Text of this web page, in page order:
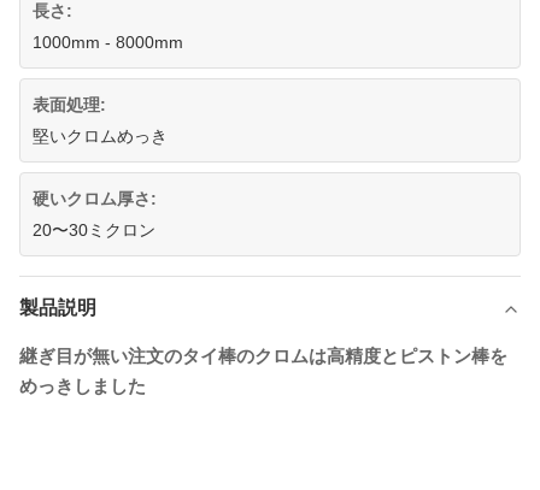
長さ:
1000mm - 8000mm
表面処理:
堅いクロムめっき
硬いクロム厚さ:
20〜30ミクロン
製品説明
継ぎ目が無い注文のタイ棒のクロムは高精度とピストン棒を
めっきしました